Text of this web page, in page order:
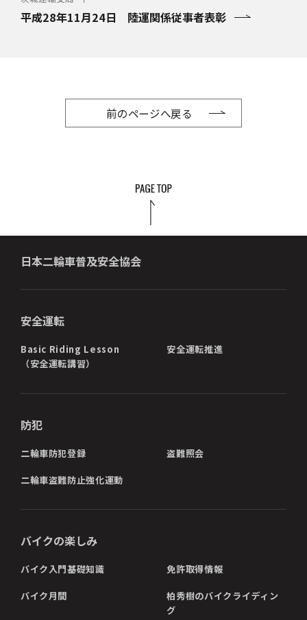
平成28年11月24日 陸運関係従事者表彰
前のページへ戻る
日本二輪車普及安全協会
安全運転
Basic Riding Lesson
（安全運転講習）
安全運転推進
防犯
二輪車防犯登録 盗難照会
二輪車盗難防止強化運動
バイクの楽しみ
バイク入門基礎知識 免許取得情報
バイク月間
柏秀樹のバイクライディン
グ